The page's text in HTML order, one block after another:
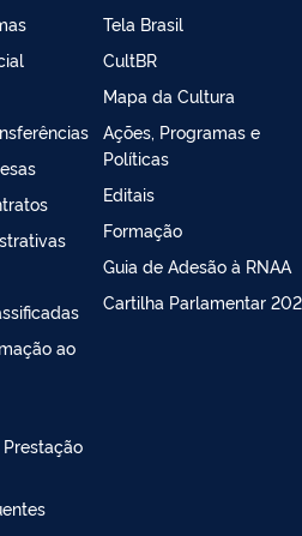
ao
Tela Brasil
CultBR
Mapa da Cultura
Ações, Programas e
Políticas
Editais
Formação
Guia de Adesão à RNAA
Cartilha Parlamentar